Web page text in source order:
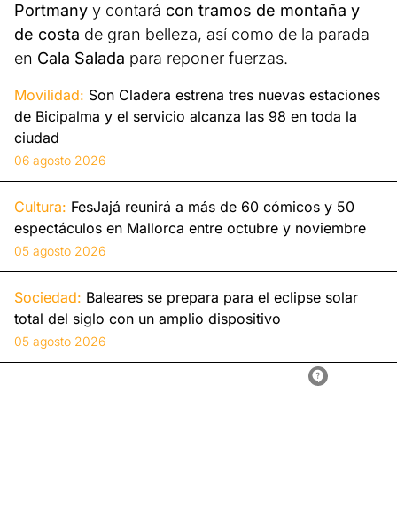
Portmany y contará con tramos de montaña y
de costa de gran belleza, así como de la parada
en Cala Salada para reponer fuerzas.
Movilidad: Son Cladera estrena tres nuevas estaciones
de Bicipalma y el servicio alcanza las 98 en toda la
ciudad
06 agosto 2026
Cultura: FesJajá reunirá a más de 60 cómicos y 50
espectáculos en Mallorca entre octubre y noviembre
05 agosto 2026
Sociedad: Baleares se prepara para el eclipse solar
total del siglo con un amplio dispositivo
05 agosto 2026